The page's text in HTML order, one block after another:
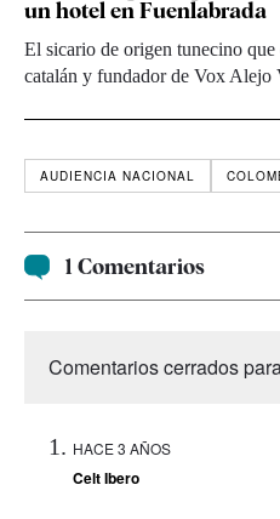
un hotel en Fuenlabrada
El sicario de origen tunecino
catalán y fundador de Vox
AUDIENCIA NACIONAL
1 Comentarios
Comentarios cerrados
HACE 3 AÑOS
Celt Ibero